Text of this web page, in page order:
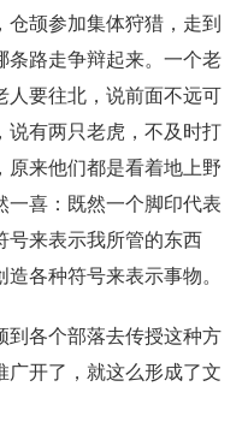
颉参加集体狩猎，走到
条路走争辩起来。一个老
人要往北，说前面不远可
说有两只老虎，不及时打
原来他们都是看着地上野
一喜：既然一个脚印代表
号来表示我所管的东西
各种符号来表示事物。
到各个部落去传授这种方
广开了，就这么形成了文